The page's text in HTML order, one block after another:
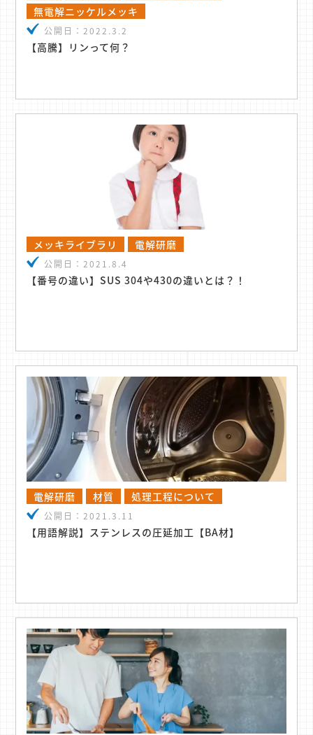
無電解ニッケルメッキ
公開日：2022.3.2
【高騰】リンって何？
メッキライブラリ 電解研磨
公開日：2021.8.4
【番号の違い】SUS 304や430の違いとは？！
電解研磨 材質 処理工程について
公開日：2021.3.11
【用語解説】ステンレスの圧延加工【BA材】